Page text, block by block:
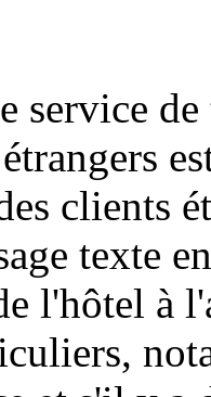
service
clients
texte
l'hôtel à